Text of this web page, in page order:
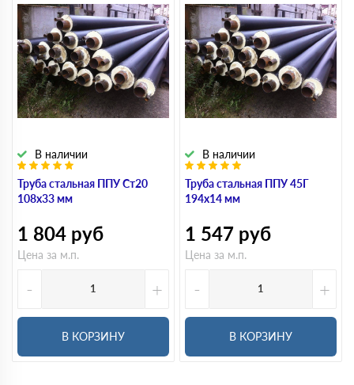
Труба стальная ППУ Ст20
108х33 мм
В наличии
1 804 руб
Цена за м.п.
- +
В КОРЗИНУ
Труба стальная ППУ 45Г
194х14 мм
В наличии
1 547 руб
Цена за м.п.
- +
В КОРЗИНУ